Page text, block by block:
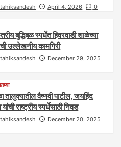
April 4, 2026 0
बुद्धिबळ स्पर्धेत हिवरवाडी शाळेच्या
उल्लेखनीय कामगिरी
December 29, 2025
तालुक्यातील वैष्णवी पाटील, जयहिंद
राष्ट्रीय स्पर्धेसाठी निवड
December 20, 2025